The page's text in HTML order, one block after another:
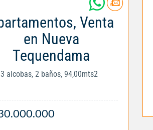
Venta
en Nueva
Tequendama
alcobas, 2 baños, 94,00mts2